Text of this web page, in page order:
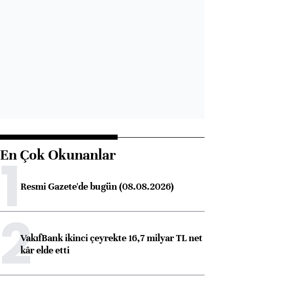
En Çok Okunanlar
1Resmi Gazete'de bugün (08.08.2026)
2VakıfBank ikinci çeyrekte 16,7 milyar TL net
kâr elde etti